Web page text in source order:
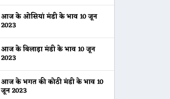
आज के ओसियां मंडी के भाव 10 जून
2023
आज के बिलाड़ा मंडी के भाव 10 जून
2023
आज के भगत की कोठी मंडी के भाव 10
जून 2023